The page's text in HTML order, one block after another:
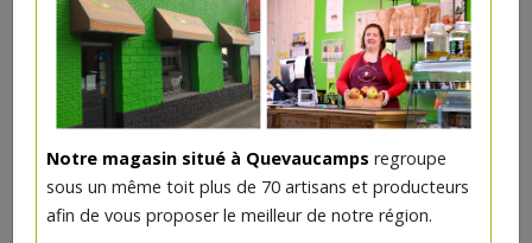
Notre magasin situé à Quevaucamps regroupe
sous un même toit plus de 70 artisans et producteurs
afin de vous proposer le meilleur de notre région.
Vernis à ongles Rouge opéra 7ml
Avril